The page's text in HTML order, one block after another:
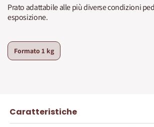
Prato adattabile alle più diverse condizioni
esposizione.
Formato1 kg
Caratteristiche